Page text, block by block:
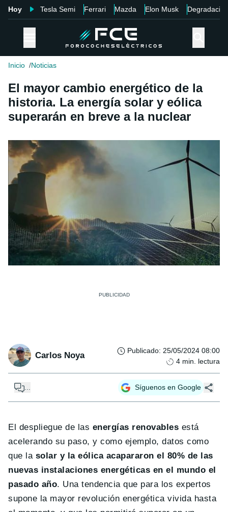
Hoy Tesla Semi Ferrari Mazda Elon Musk Degradación
Inicio Noticias
El mayor cambio energético de la
historia. La energía solar y eólica
superarán en breve a la nuclear
Carlos Noya Publicado: 25/05/2024 08:00
4 min. lectura
... Síguenos en Google
El despliegue de las energías renovables está
acelerando su paso, y como ejemplo, datos como
que la solar y la eólica acapararon el 80% de las
nuevas instalaciones energéticas en el mundo el
pasado año. Una tendencia que para los expertos
supone la mayor revolución energética vivida hasta